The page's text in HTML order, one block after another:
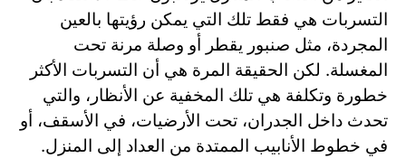
التسربات هي فقط تلك التي يمكن رؤيتها بالعين
المجردة، مثل صنبور يقطر أو وصلة مرنة تحت
المغسلة. لكن الحقيقة المرة هي أن التسربات الأكثر
خطورة وتكلفة هي تلك المخفية عن الأنظار، والتي
تحدث داخل الجدران، تحت الأرضيات، في الأسقف، أو
في خطوط الأنابيب الممتدة من العداد إلى المنزل.